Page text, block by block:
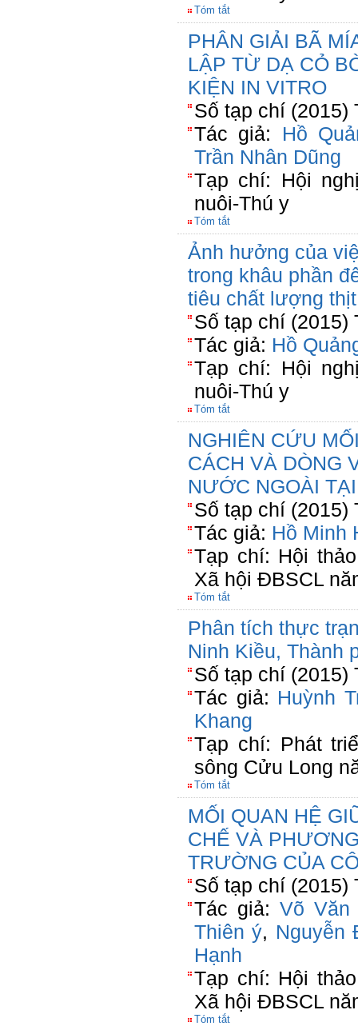
Tóm tắt
PHÂN GIẢI BÃ
LẬP TỪ DẠ CỎ
KIỆN IN VITRO
Số tạp chí (2015)
Tác giả: Hồ
Trần Nhân Dũng
Tạp chí: Hội
nuôi-Thú y
Tóm tắt
Ảnh hưởng của
trong khâu phần
tiêu chất lượng
Số tạp chí (2015)
Tác giả: Hồ
Tạp chí: Hội
nuôi-Thú y
Tóm tắt
NGHIÊN CỨU
CÁCH VÀ DÒNG
NƯỚC NGOÀI
Số tạp chí (2015)
Tác giả: Hồ Minh
Tạp chí: Hội
Xã hội ĐBSCL
Tóm tắt
Phân tích thực
Ninh Kiều, Thành
Số tạp chí (2015)
Tác giả: Huỳnh
Khang
Tạp chí: Phát
sông Cửu Long
Tóm tắt
MỐI QUAN HỆ
CHẾ VÀ
TRƯỜNG CỦA
Số tạp chí (2015)
Tác giả: Võ Văn
Thiên ý, Nguyễn
Hạnh
Tạp chí: Hội
Xã hội ĐBSCL
Tóm tắt